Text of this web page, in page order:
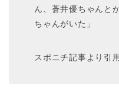
ん、蒼井優ちゃんと
ちゃんがいた」
スポニチ記事より引用